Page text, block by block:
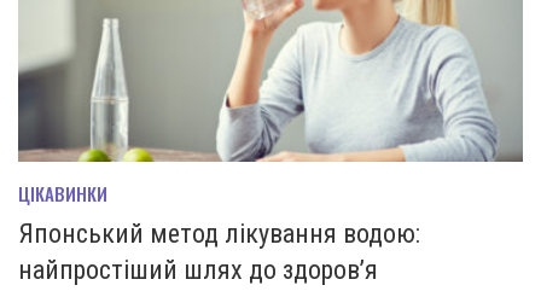
ЦІКАВИНКИ
Японський метод лікування водою:
найпростіший шлях до здоров’я